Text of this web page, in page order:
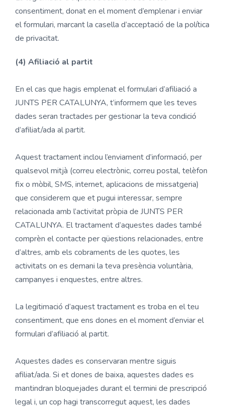
consentiment, donat en el moment d’emplenar i enviar
el formulari, marcant la casella d’acceptació de la política
de privacitat.
(4) Afiliació al partit
En el cas que hagis emplenat el formulari d’afiliació a
JUNTS PER CATALUNYA, t’informem que les teves
dades seran tractades per gestionar la teva condició
d’afiliat/ada al partit.
Aquest tractament inclou l’enviament d’informació, per
qualsevol mitjà (correu electrònic, correu postal, telèfon
fix o mòbil, SMS, internet, aplicacions de missatgeria)
que considerem que et pugui interessar, sempre
relacionada amb l’activitat pròpia de JUNTS PER
CATALUNYA. El tractament d’aquestes dades també
comprèn el contacte per qüestions relacionades, entre
d’altres, amb els cobraments de les quotes, les
activitats on es demani la teva presència voluntària,
campanyes i enquestes, entre altres.
La legitimació d’aquest tractament es troba en el teu
consentiment, que ens dones en el moment d’enviar el
formulari d’afiliació al partit.
Aquestes dades es conservaran mentre siguis
afiliat/ada. Si et dones de baixa, aquestes dades es
mantindran bloquejades durant el termini de prescripció
legal i, un cop hagi transcorregut aquest, les dades